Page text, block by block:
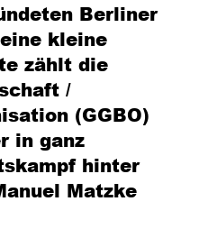
Berliner
kleine
zählt die
/
(GGBO)
in ganz
hinter
Matzke